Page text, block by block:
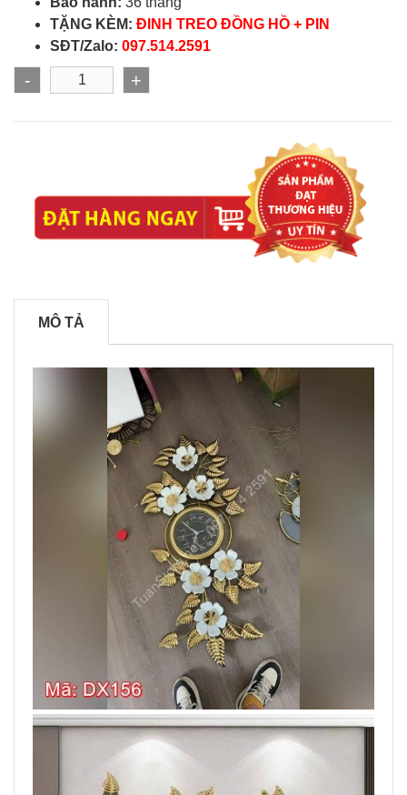
TẶNG KÈM: ĐINH TREO ĐỒNG HỒ + PIN
SĐT/Zalo: 097.514.2591
- +
MÔ TẢ